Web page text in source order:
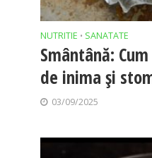
NUTRITIE • SANATATE
Smântână:
de inima și
03/09/2025